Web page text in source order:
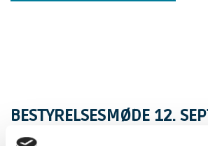
BESTYRELSESMØDE 12.
2024